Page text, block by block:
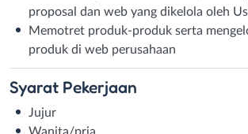
proposal dan web yang dikelola oleh
Memotret produk-produk serta
produk di web perusahaan
Syarat Pekerjaan
Jujur